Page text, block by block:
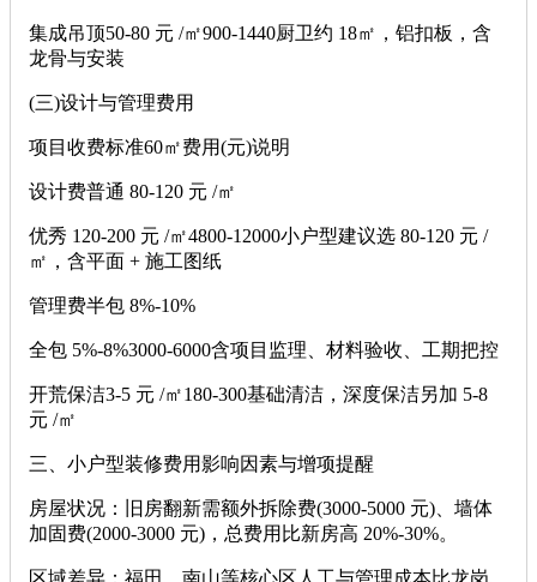
集成吊顶50-80 元 /㎡900-1440厨卫约 18㎡，铝扣板，含
龙骨与安装
(三)设计与管理费用
项目收费标准60㎡费用(元)说明
设计费普通 80-120 元 /㎡
优秀 120-200 元 /㎡4800-12000小户型建议选 80-120 元 /
㎡，含平面 + 施工图纸
管理费半包 8%-10%
全包 5%-8%3000-6000含项目监理、材料验收、工期把控
开荒保洁3-5 元 /㎡180-300基础清洁，深度保洁另加 5-8
元 /㎡
三、小户型装修费用影响因素与增项提醒
房屋状况：旧房翻新需额外拆除费(3000-5000 元)、墙体
加固费(2000-3000 元)，总费用比新房高 20%-30%。
区域差异：福田、南山等核心区人工与管理成本比龙岗、